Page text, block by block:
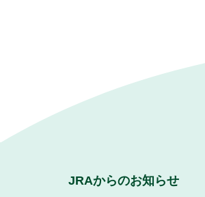
JRAからのお知らせ